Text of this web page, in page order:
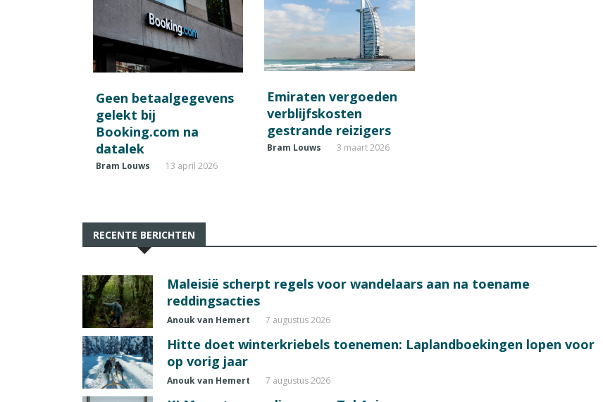
Geen betaalgegevens
gelekt bij
Booking.com na
datalek
Bram Louws 13 april 2026
Emiraten vergoeden
verblijfskosten
gestrande reizigers
Bram Louws 3 maart 2026
RECENTE BERICHTEN
Maleisië scherpt regels voor wandelaars aan na toename
reddingsacties
Anouk van Hemert 7 augustus 2026
Hitte doet winterkriebels toenemen: Laplandboekingen lopen voor
op vorig jaar
Anouk van Hemert 7 augustus 2026